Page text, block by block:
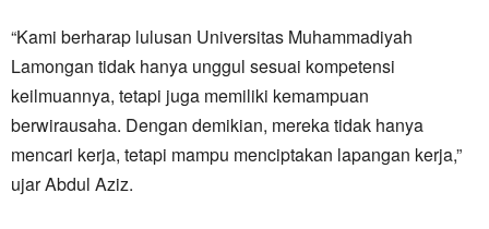
“Kami berharap lulusan Universitas Muhammadiyah
Lamongan tidak hanya unggul sesuai kompetensi
keilmuannya, tetapi juga memiliki kemampuan
berwirausaha. Dengan demikian, mereka tidak hanya
mencari kerja, tetapi mampu menciptakan lapangan kerja,”
ujar Abdul Aziz.